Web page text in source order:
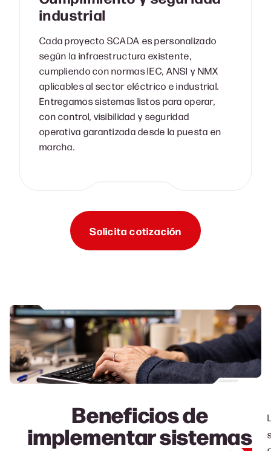
industrial
Cada proyecto SCADA es personalizado
según la infraestructura existente,
cumpliendo con normas IEC, ANSI y NMX
aplicables al sector eléctrico e industrial.
Entregamos sistemas listos para operar,
con control, visibilidad y seguridad
operativa garantizada desde la puesta en
marcha.
Solicita cotización
Beneficios de
implementar sistemas